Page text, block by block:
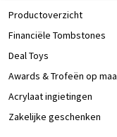
Productoverzicht
Financiële Tombstones
Deal Toys
Awards & Trofeën op
Acrylaat ingietingen
Zakelijke geschenken